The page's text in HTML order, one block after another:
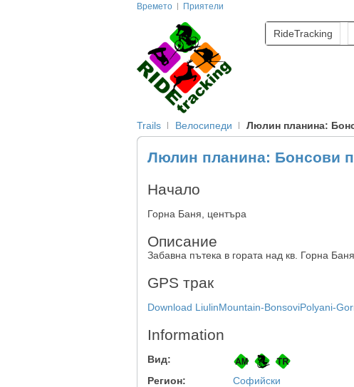
Времето Приятели
RideTracking
Trails Велосипеди Люлин планина:
Люлин планина: Бонсови
Начало
Горна Баня, центъра
Описание
Забавна пътека в гората над кв. Горна
GPS трак
Download LiulinMountain-BonsoviPolyani-
Information
Вид:
Регион:
Софийски